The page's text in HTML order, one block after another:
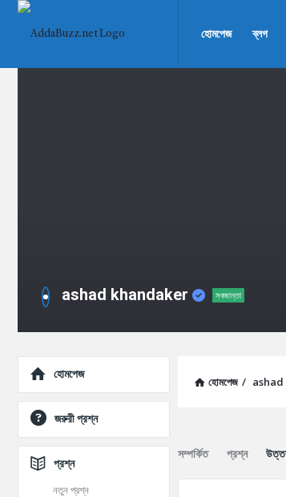
AddaBuzz.net
হোমপেজ ব্লগ
ashad khandaker সবজান্তা
হোমপেজ /
সম্পর্কিত প্রশ্ন
Explore
হোমপেজ
জরুরী প্রশ্ন
প্রশ্ন
নতুন প্রশ্ন